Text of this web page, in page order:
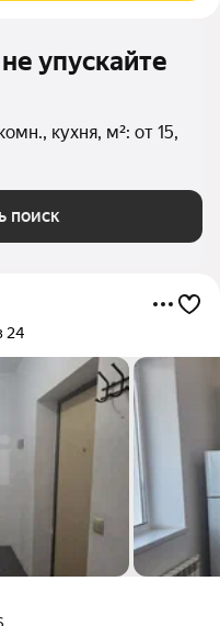
упускайте
кухня, м²: от 15,
поиск
24